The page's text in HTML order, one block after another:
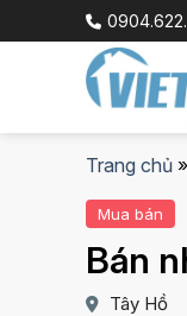
to
Trang chủ »
Mua bán
Bán
Tây Hồ